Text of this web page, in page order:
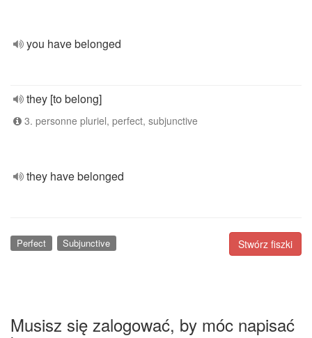
you have belonged
they [to belong]
3. personne pluriel, perfect, subjunctive
they have belonged
Stwórz fiszki
Perfect Subjunctive
Musisz się zalogować, by móc napisać